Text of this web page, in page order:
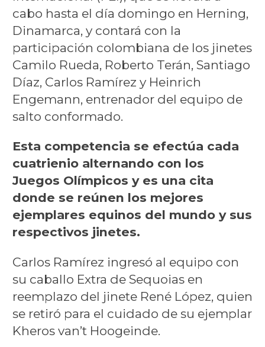
cabo hasta el día domingo en Herning,
Dinamarca, y contará con la
participación colombiana de los jinetes
Camilo Rueda, Roberto Terán, Santiago
Díaz, Carlos Ramírez y Heinrich
Engemann, entrenador del equipo de
salto conformado.
Esta competencia se efectúa cada
cuatrienio alternando con los
Juegos Olímpicos y es una cita
donde se reúnen los mejores
ejemplares equinos del mundo y sus
respectivos jinetes.
Carlos Ramírez ingresó al equipo con
su caballo Extra de Sequoias en
reemplazo del jinete René López, quien
se retiró para el cuidado de su ejemplar
Kheros van’t Hoogeinde.